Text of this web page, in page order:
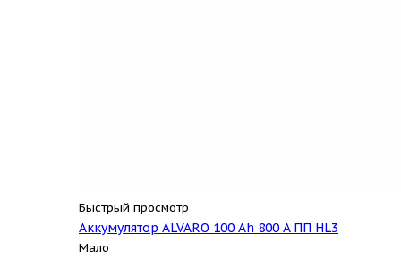
Быстрый просмотр
Аккумулятор ALVARO 100 Ah 800 A ПП HL3
Мало